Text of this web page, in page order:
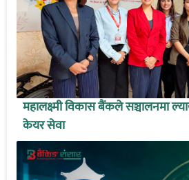
महालक्ष्मी विकास बैंकले सञ्चालनमा
केयर सेवा